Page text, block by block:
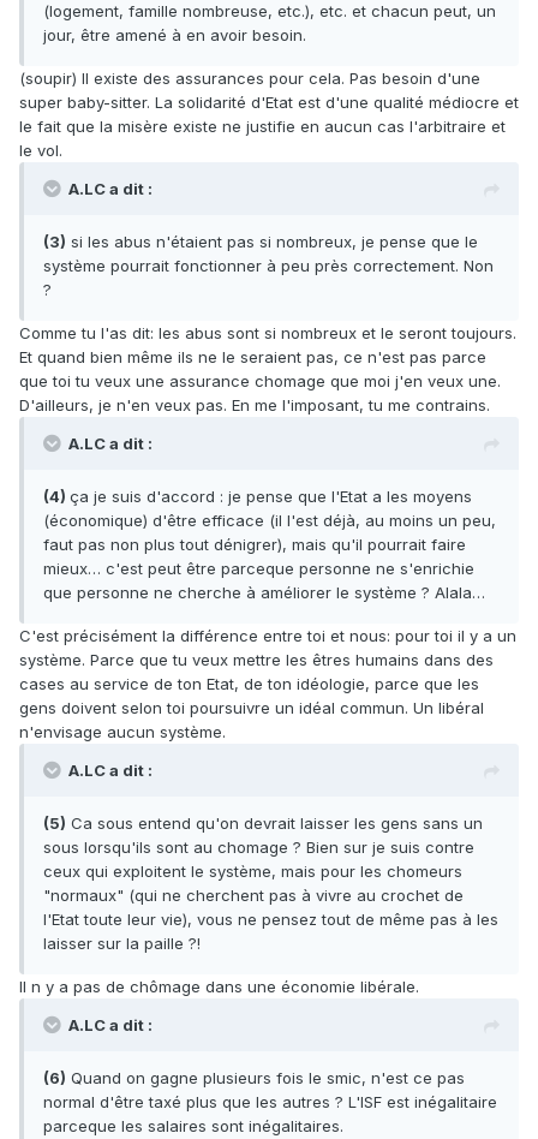
(logement, famille nombreuse, etc.), etc. et chacun peut, un
jour, être amené à en avoir besoin.
(soupir) Il existe des assurances pour cela. Pas besoin d'une
super baby-sitter. La solidarité d'Etat est d'une qualité médiocre et
le fait que la misère existe ne justifie en aucun cas l'arbitraire et
le vol.
A.LC a dit :
(3) si les abus n'étaient pas si nombreux, je pense que le
système pourrait fonctionner à peu près correctement. Non
?
Comme tu l'as dit: les abus sont si nombreux et le seront toujours.
Et quand bien même ils ne le seraient pas, ce n'est pas parce
que toi tu veux une assurance chomage que moi j'en veux une.
D'ailleurs, je n'en veux pas. En me l'imposant, tu me contrains.
A.LC a dit :
(4) ça je suis d'accord : je pense que l'Etat a les moyens
(économique) d'être efficace (il l'est déjà, au moins un peu,
faut pas non plus tout dénigrer), mais qu'il pourrait faire
mieux… c'est peut être parceque personne ne s'enrichie
que personne ne cherche à améliorer le système ? Alala…
C'est précisément la différence entre toi et nous: pour toi il y a un
système. Parce que tu veux mettre les êtres humains dans des
cases au service de ton Etat, de ton idéologie, parce que les
gens doivent selon toi poursuivre un idéal commun. Un libéral
n'envisage aucun système.
A.LC a dit :
(5) Ca sous entend qu'on devrait laisser les gens sans un
sous lorsqu'ils sont au chomage ? Bien sur je suis contre
ceux qui exploitent le système, mais pour les chomeurs
"normaux" (qui ne cherchent pas à vivre au crochet de
l'Etat toute leur vie), vous ne pensez tout de même pas à les
laisser sur la paille ?!
Il n y a pas de chômage dans une économie libérale.
A.LC a dit :
(6) Quand on gagne plusieurs fois le smic, n'est ce pas
normal d'être taxé plus que les autres ? L'ISF est inégalitaire
parceque les salaires sont inégalitaires.